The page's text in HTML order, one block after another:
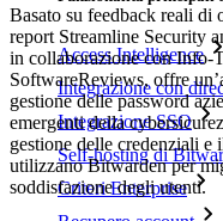
Access Intelligence
Integrazione con
Integrazione SSO
Self-hosting di
Criteri Enterprise
Basato su feedback reali di
report Streamline Security
in collaborazione con Info-
SoftwareReviews, offre
gestione delle password
emergenti della
gestione delle credenziali
utilizzano Bitwarden per
soddisfazione degli utenti.